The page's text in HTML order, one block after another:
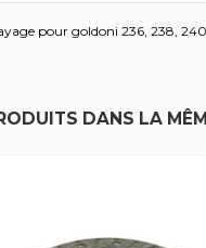
pour goldoni 236, 238,
DANS LA